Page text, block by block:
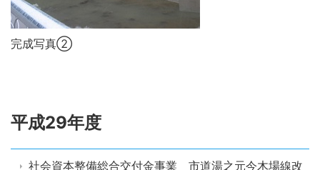
完成写真②
平成29年度
社会資本整備総合交付金事業 市道湯之元今木場線改